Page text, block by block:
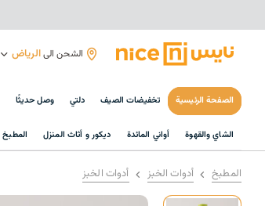
الشحن الىالرياض
الصفحة الرئيسية تخفيضات الصيف دلتي وصل حديثًا
الشاي والقهوة أواني المائدة ديكور و أثاث المنزل المطبخ
المطبخ أدوات الخبز أدوات الخبز